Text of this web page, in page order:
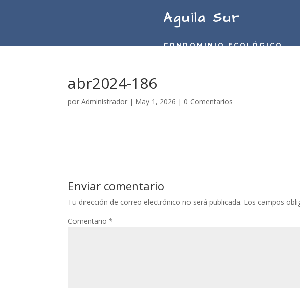
Aguila Sur
CONDOMINIO ECOLÓGICO
abr2024-186
porAdministrador | May 1, 2026 | 0 Comentarios
Enviar comentario
Tu dirección de correo electrónico no será publicada. Los campos
Comentario*